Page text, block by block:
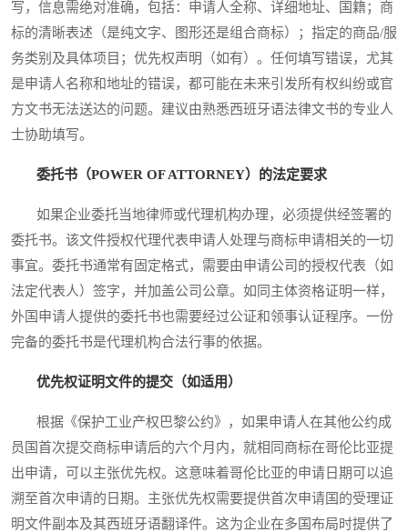
写，信息需绝对准确，包括：申请人全称、详细地址、国籍；商
标的清晰表述（是纯文字、图形还是组合商标）；指定的商品/服
务类别及具体项目；优先权声明（如有）。任何填写错误，尤其
是申请人名称和地址的错误，都可能在未来引发所有权纠纷或官
方文书无法送达的问题。建议由熟悉西班牙语法律文书的专业人
士协助填写。
委托书（POWER OF ATTORNEY）的法定要求
如果企业委托当地律师或代理机构办理，必须提供经签署的
委托书。该文件授权代理代表申请人处理与商标申请相关的一切
事宜。委托书通常有固定格式，需要由申请公司的授权代表（如
法定代表人）签字，并加盖公司公章。如同主体资格证明一样，
外国申请人提供的委托书也需要经过公证和领事认证程序。一份
完备的委托书是代理机构合法行事的依据。
优先权证明文件的提交（如适用）
根据《保护工业产权巴黎公约》，如果申请人在其他公约成
员国首次提交商标申请后的六个月内，就相同商标在哥伦比亚提
出申请，可以主张优先权。这意味着哥伦比亚的申请日期可以追
溯至首次申请的日期。主张优先权需要提供首次申请国的受理证
明文件副本及其西班牙语翻译件。这为企业在多国布局时提供了